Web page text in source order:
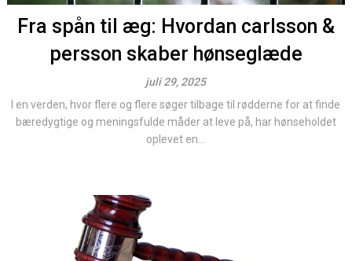
Fra spån til æg: Hvordan carlsson &
persson skaber hønseglæde
juli 29, 2025
I en verden, hvor flere og flere søger tilbage til rødderne for at finde
bæredygtige og meningsfulde måder at leve på, har hønseholdet
oplevet en...